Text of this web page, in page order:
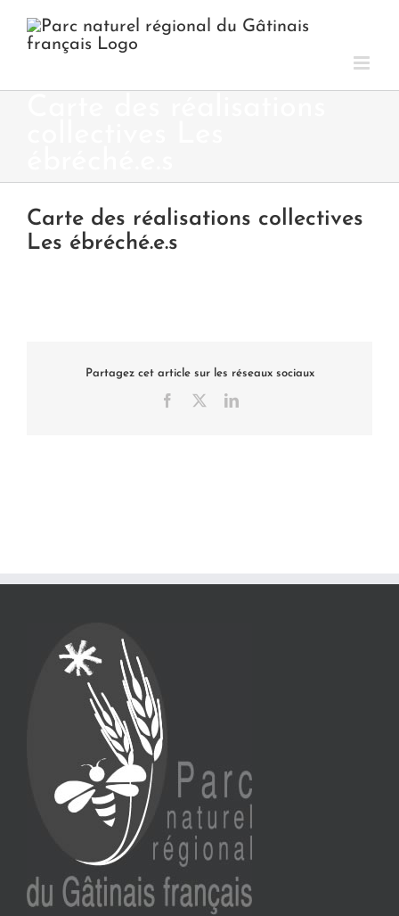
contenu
Carte des réalisations collectives
Les ébréché.e.s
Partagez cet article sur les réseaux sociaux
Facebook LinkedIn